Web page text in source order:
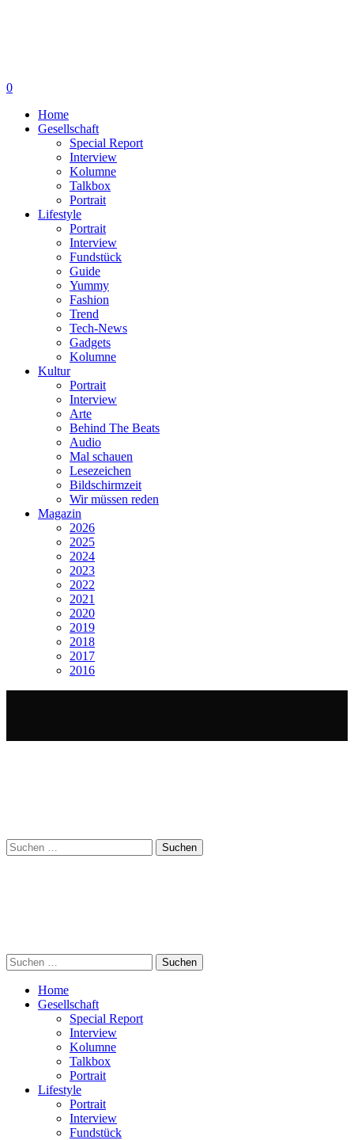
0
Home
Gesellschaft
Special Report
Interview
Kolumne
Talkbox
Portrait
Lifestyle
Portrait
Interview
Fundstück
Guide
Yummy
Fashion
Trend
Tech-News
Gadgets
Kolumne
Kultur
Portrait
Interview
Arte
Behind The Beats
Audio
Mal schauen
Lesezeichen
Bildschirmzeit
Wir müssen reden
Magazin
2026
2025
2024
2023
2022
2021
2020
2019
2018
2017
2016
Suchen
nach:
Suchen
nach:
Home
Gesellschaft
Special Report
Interview
Kolumne
Talkbox
Portrait
Lifestyle
Portrait
Interview
Fundstück